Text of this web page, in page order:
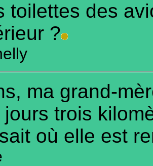
toilettes des
?
ma grand-
trois
où elle est